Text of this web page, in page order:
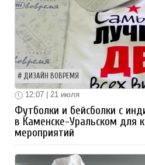
ДИЗАЙН ВОВРЕМЯ
12:07 | 21 июля
Футболки и бейсболки с
в Каменске-Уральском для
мероприятий